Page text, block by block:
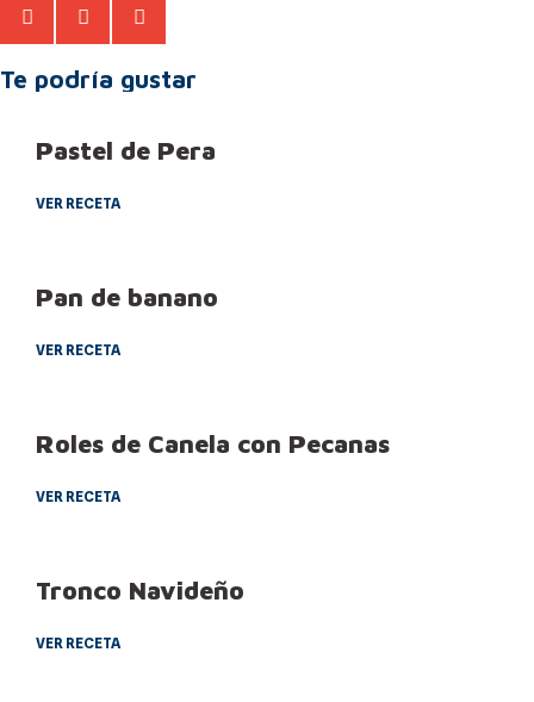
Te podría gustar
Pastel de Pera
VER RECETA
Pan de banano
VER RECETA
Roles de Canela con Pecanas
VER RECETA
Tronco Navideño
VER RECETA